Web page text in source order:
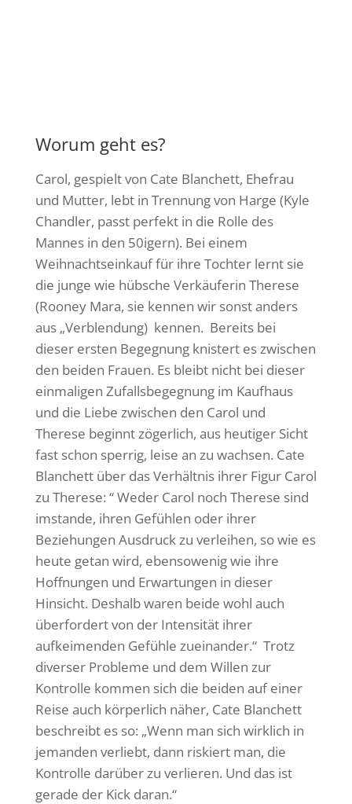
Worum geht es?
Carol, gespielt von Cate Blanchett, Ehefrau
und Mutter, lebt in Trennung von Harge (Kyle
Chandler, passt perfekt in die Rolle des
Mannes in den 50igern). Bei einem
Weihnachtseinkauf für ihre Tochter lernt sie
die junge wie hübsche Verkäuferin Therese
(Rooney Mara, sie kennen wir sonst anders
aus „Verblendung) kennen. Bereits bei
dieser ersten Begegnung knistert es zwischen
den beiden Frauen. Es bleibt nicht bei dieser
einmaligen Zufallsbegegnung im Kaufhaus
und die Liebe zwischen den Carol und
Therese beginnt zögerlich, aus heutiger Sicht
fast schon sperrig, leise an zu wachsen. Cate
Blanchett über das Verhältnis ihrer Figur Carol
zu Therese: “ Weder Carol noch Therese sind
imstande, ihren Gefühlen oder ihrer
Beziehungen Ausdruck zu verleihen, so wie es
heute getan wird, ebensowenig wie ihre
Hoffnungen und Erwartungen in dieser
Hinsicht. Deshalb waren beide wohl auch
überfordert von der Intensität ihrer
aufkeimenden Gefühle zueinander.“ Trotz
diverser Probleme und dem Willen zur
Kontrolle kommen sich die beiden auf einer
Reise auch körperlich näher, Cate Blanchett
beschreibt es so: „Wenn man sich wirklich in
jemanden verliebt, dann riskiert man, die
Kontrolle darüber zu verlieren. Und das ist
gerade der Kick daran.“